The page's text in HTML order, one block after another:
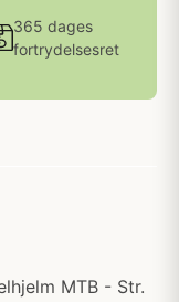
365 dages
fortrydelsesret
MTB - Str.